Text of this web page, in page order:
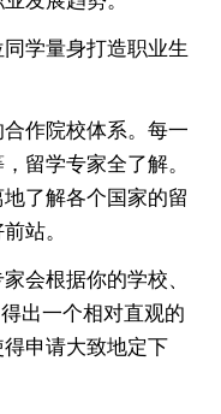
学量身打造职业生
作院校体系。每一
留学专家全了解。
了解各个国家的留
站。
会根据你的学校、
出一个相对直观的
申请大致地定下